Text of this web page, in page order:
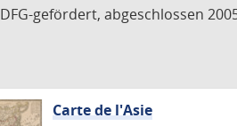
DFG-gefördert, abgeschlossen
Carte de l'Asie